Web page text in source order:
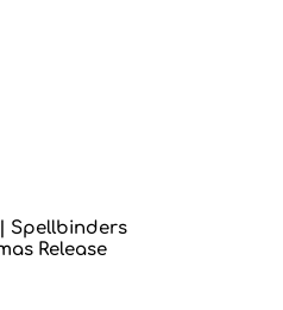
Spellbinders
Release